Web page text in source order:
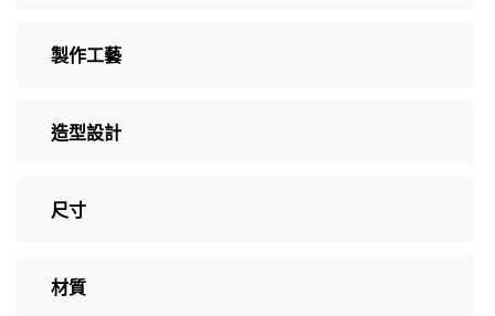
製作工藝
造型設計
尺寸
材質